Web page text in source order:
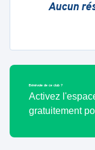
Aucun
Bénévole de ce club ?
Activez
gratuitement